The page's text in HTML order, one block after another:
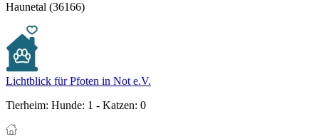
Haunetal (36166)
Lichtblick für Pfoten in Not e.V.
Tierheim: Hunde: 1 - Katzen: 0